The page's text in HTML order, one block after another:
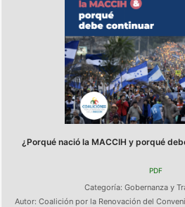
¿Porqué nació la MACCIH y porqué
PDF
Categoría: Gobernanza y
Autor: Coalición por la Renovación del